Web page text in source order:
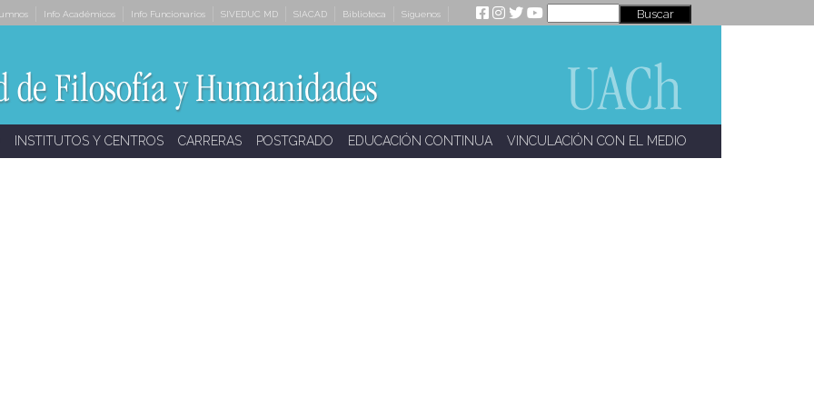
Info Académicos Info Funcionarios SIVEDUC MD SIACAD Biblioteca Síguenos
INSTITUTOS Y CENTROS CARRERAS POSTGRADO EDUCACIÓN CONTINUA VINCULACIÓN CON EL MEDIO